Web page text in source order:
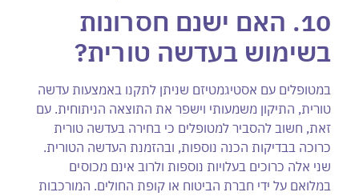
10. האם ישנם חסרונות
בשימוש בעדשה טורית?
במטופלים עם אסטיגמטיזם שניתן לתקנו באמצעות עדשה
טורית, התיקון משמעותי וישפר את התוצאה הניתוחית. עם
זאת, חשוב להסביר למטופלים כי בחירה בעדשה טורית
כרוכה בבדיקות הכנה נוספות, ובהזמנת העדשה הטורית.
שני אלה כרוכים בעלויות נוספות ולרוב אינם מכוסים
במלואם על ידי חברת הביטוח או קופת החולים. המורכבות